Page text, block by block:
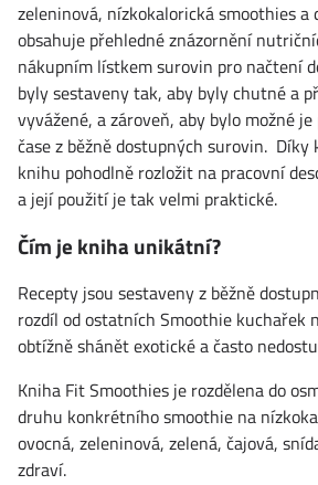
zeleninová, nízkokalorická smoothies a
obsahuje přehledné znázornění
nákupním lístkem surovin pro načtení
byly sestaveny tak, aby byly chutné a
vyvážené, a zároveň, aby bylo možné
čase z běžně dostupných surovin. Díky
knihu pohodlně rozložit na pracovní
a její použití je tak velmi praktické.
Čím je kniha unikátní?
Recepty jsou sestaveny z běžně
rozdíl od ostatních Smoothie kuchařek
obtížně shánět exotické a často
Kniha Fit Smoothies je rozdělena do
druhu konkrétního smoothie na
ovocná, zeleninová, zelená, čajová,
zdraví.